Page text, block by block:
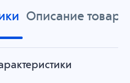
Описание товара